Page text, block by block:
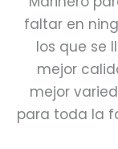
faltar en
los que se
mejor
mejor
para toda la